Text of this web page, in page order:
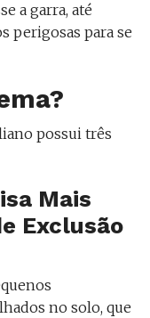
a garra, até
perigosas para se
possui três
Mais
Exclusão
no solo, que